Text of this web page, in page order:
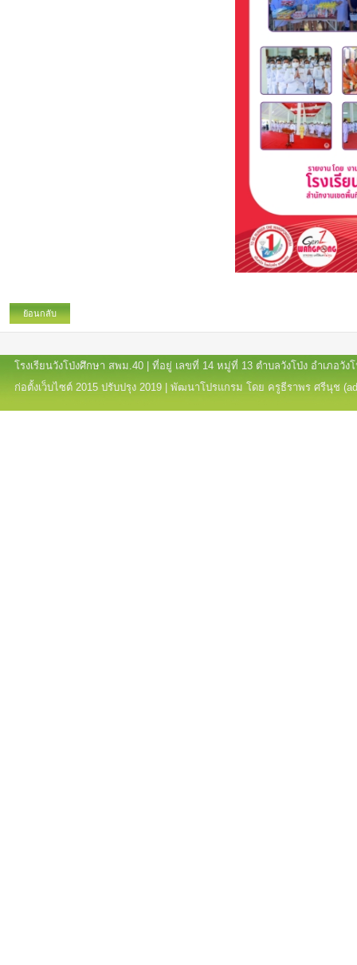
ย้อนกลับ
รงเรียนวังโป่งศึกษา สพม.40 | ที่อยู่ เลขที่ 14 หมู่ที่ 13 ตำบลวังโป่ง อำเภอวังโ
อตั้งเว็บไซต์ 2015 ปรับปรุง 2019 | พัฒนาโปรแกรม โดย ครูธีราพร ศรีนุช